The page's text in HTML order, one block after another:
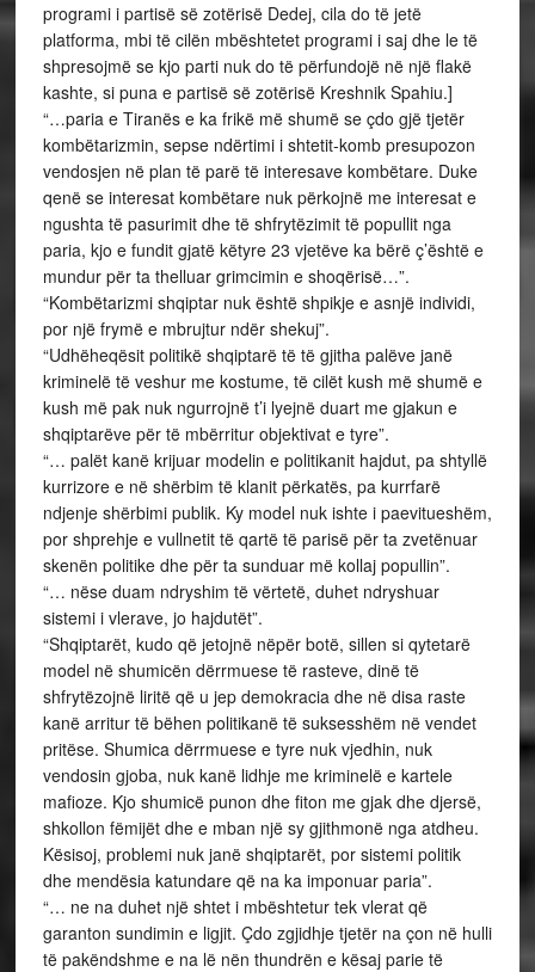
programi i partisë së zotërisë Dedej, cila do të jetë
platforma, mbi të cilën mbështetet programi i saj dhe le të
shpresojmë se kjo parti nuk do të përfundojë në një flakë
kashte, si puna e partisë së zotërisë Kreshnik Spahiu.]
“…paria e Tiranës e ka frikë më shumë se çdo gjë tjetër
kombëtarizmin, sepse ndërtimi i shtetit-komb presupozon
vendosjen në plan të parë të interesave kombëtare. Duke
qenë se interesat kombëtare nuk përkojnë me interesat e
ngushta të pasurimit dhe të shfrytëzimit të popullit nga
paria, kjo e fundit gjatë këtyre 23 vjetëve ka bërë ç’është e
mundur për ta thelluar grimcimin e shoqërisë…”.
“Kombëtarizmi shqiptar nuk është shpikje e asnjë individi,
por një frymë e mbrujtur ndër shekuj”.
“Udhëheqësit politikë shqiptarë të të gjitha palëve janë
kriminelë të veshur me kostume, të cilët kush më shumë e
kush më pak nuk ngurrojnë t’i lyejnë duart me gjakun e
shqiptarëve për të mbërritur objektivat e tyre”.
“… palët kanë krijuar modelin e politikanit hajdut, pa shtyllë
kurrizore e në shërbim të klanit përkatës, pa kurrfarë
ndjenje shërbimi publik. Ky model nuk ishte i paevitueshëm,
por shprehje e vullnetit të qartë të parisë për ta zvetënuar
skenën politike dhe për ta sunduar më kollaj popullin”.
“… nëse duam ndryshim të vërtetë, duhet ndryshuar
sistemi i vlerave, jo hajdutët”.
“Shqiptarët, kudo që jetojnë nëpër botë, sillen si qytetarë
model në shumicën dërrmuese të rasteve, dinë të
shfrytëzojnë liritë që u jep demokracia dhe në disa raste
kanë arritur të bëhen politikanë të suksesshëm në vendet
pritëse. Shumica dërrmuese e tyre nuk vjedhin, nuk
vendosin gjoba, nuk kanë lidhje me kriminelë e kartele
mafioze. Kjo shumicë punon dhe fiton me gjak dhe djersë,
shkollon fëmijët dhe e mban një sy gjithmonë nga atdheu.
Kësisoj, problemi nuk janë shqiptarët, por sistemi politik
dhe mendësia katundare që na ka imponuar paria”.
“… ne na duhet një shtet i mbështetur tek vlerat që
garanton sundimin e ligjit. Çdo zgjidhje tjetër na çon në hulli
të pakëndshme e na lë nën thundrën e kësaj parie të